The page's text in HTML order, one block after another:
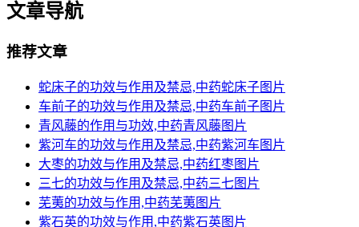
文章导航
推荐文章
蛇床子的功效与作用及禁忌,中药蛇床子图片
车前子的功效与作用及禁忌,中药车前子图片
青风藤的作用与功效,中药青风藤图片
紫河车的功效与作用及禁忌,中药紫河车图片
大枣的功效与作用及禁忌,中药红枣图片
三七的功效与作用及禁忌,中药三七图片
芜荑的功效与作用,中药芜荑图片
紫石英的功效与作用,中药紫石英图片